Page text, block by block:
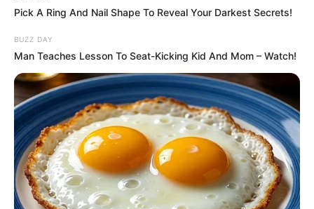
hogyvolt.co - 2026 |Adatvédelem